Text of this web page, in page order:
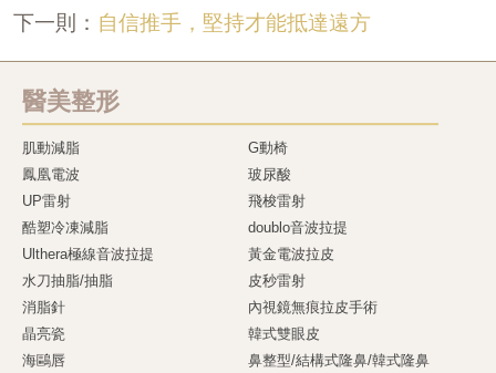
下一則： 自信推手，堅持才能抵達遠方
醫美整形
肌動減脂
G動椅
鳳凰電波
玻尿酸
UP雷射
飛梭雷射
酷塑冷凍減脂
doublo音波拉提
Ulthera極線音波拉提
黃金電波拉皮
水刀抽脂/抽脂
皮秒雷射
消脂針
內視鏡無痕拉皮手術
晶亮瓷
韓式雙眼皮
海鷗唇
鼻整型/結構式隆鼻/韓式隆鼻